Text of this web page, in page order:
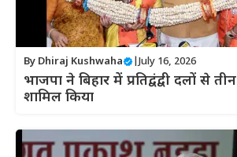
By Dhiraj Kushwaha |July 16, 2026
भाजपा ने बिहार में प्रतिद्वंद्वी दलों से
शामिल किया